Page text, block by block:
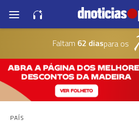
Faltam 62 diaspara os
PAÍS